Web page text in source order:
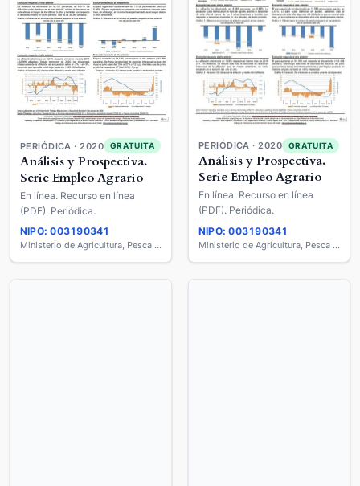
PERIÓDICA · 2020 GRATUITA
Análisis y Prospectiva.
Serie Empleo Agrario
En línea. Recurso en línea
(PDF). Periódica.
NIPO: 003190341
Ministerio de Agricultura, Pesca y Alimentación
PERIÓDICA · 2020 GRATUITA
Análisis y Prospectiva.
Serie Empleo Agrario
En línea. Recurso en línea
(PDF). Periódica.
NIPO: 003190341
Ministerio de Agricultura, Pesca y Alimentación